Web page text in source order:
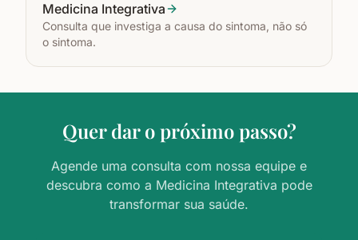
Medicina Integrativa
Consulta que investiga a causa do sintoma, não só
o sintoma.
Quer dar o próximo passo?
Agende uma consulta com nossa equipe e
descubra como a Medicina Integrativa pode
transformar sua saúde.